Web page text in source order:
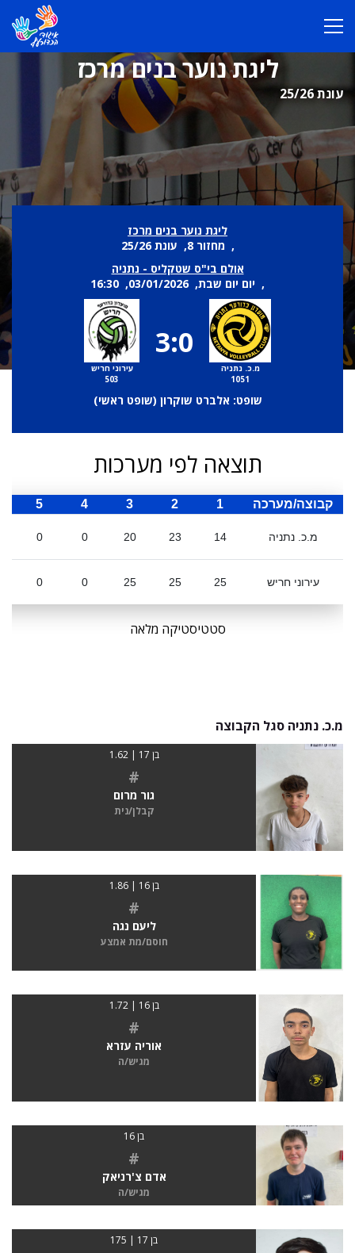
ליגת נוער בנים מרכז
עונת 25/26
ליגת נוער בנים מרכז
, מחזור 8, עונת 25/26
אולם בי"ס שטקליס - נתניה
, יום יום שבת, 03/01/2026, 16:30
מ.כ. נתניה
1051
3:0
עירוני חריש
503
שופט: אלברט שוקרון (שופט ראשי)
תוצאה לפי מערכות
קבוצה/מערכה 1
2
3
4
5
מ.כ. נתניה 14
23
20
0
0
עירוני חריש 25
25
25
0
0
סטטיסטיקה מלאה
מ.כ. נתניה סגל הקבוצה
בן 17 | 1.62
#
גור מרום
קבלן/נית
בן 16 | 1.86
#
ליעם נגה
חוסם/מת אמצע
בן 16 | 1.72
#
אוריה עזרא
מגיש/ה
בן 16
#
אדם צ'רניאק
מגיש/ה
בן 17 | 175